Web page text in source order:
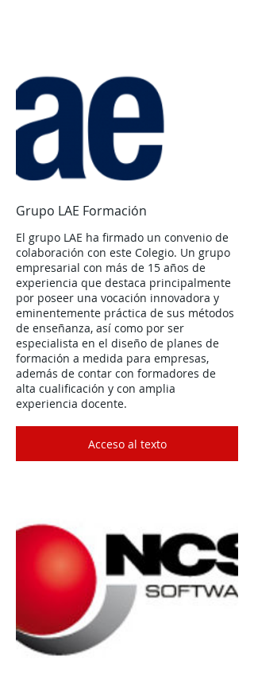
Grupo LAE Formación
El grupo LAE ha firmado un convenio de
colaboración con este Colegio. Un grupo
empresarial con más de 15 años de
experiencia que destaca principalmente
por poseer una vocación innovadora y
eminentemente práctica de sus métodos
de enseñanza, así como por ser
especialista en el diseño de planes de
formación a medida para empresas,
además de contar con formadores de
alta cualificación y con amplia
experiencia docente.
Acceso al texto